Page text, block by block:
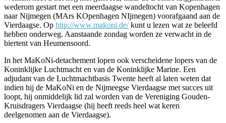
wederom gestart met een meerdaagse wandeltocht van Kopenhagen
naar Nijmegen (MArs KOpenhagen NIjmegen) voorafgaand aan de
Vierdaagse. Op http://www.makoni.de/kunt u lezen wat ze beleefd
hebben onderweg. Aanstaande zondag worden ze verwacht in de
biertent van Heumensoord.
In het MaKoNi-detachement lopen ook verscheidene lopers van de
Koninklijke Luchtmacht en van de Koninklijke Marine. Een
adjudant van de Luchtmachtbasis Twente heeft al laten weten dat
indien hij de MaKoNi en de Nijmeegse Vierdaagse met succes uit
loopt, hij onmiddelijk lid zal worden van de Vereniging Gouden-
Kruisdragers Vierdaagse (hij heeft reeds heel wat keren
deelgenomen aan de Vierdaagse).